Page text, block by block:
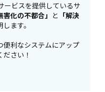
ービスを提供しているサ
害化の不都合」 と 「解決
ます。
便利なシステムにアップ
さい！